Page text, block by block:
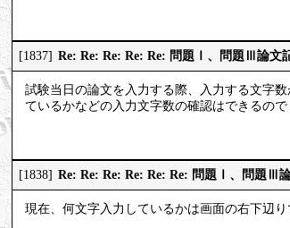
[1837] Re: Re: Re: Re: Re: 問題Ⅰ、問題Ⅲ論文
試験当日の論文を入力する際、入力する文字
ているかなどの入力文字数の確認はできるので
[1838] Re: Re: Re: Re: Re: Re: 問題Ⅰ、問題Ⅲ
現在、何文字入力しているかは画面の右下辺り